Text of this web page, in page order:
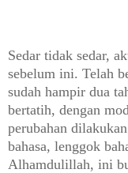
Sedar tidak sedar,
sebelum ini. Telah
sudah hampir dua
bertatih, dengan
perubahan
bahasa, lenggok
Alhamdulillah, ini